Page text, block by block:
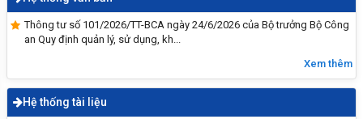
Thông tư số 101/2026/TT-BCA ngày 24/6/2026 của Bộ trưởng Bộ Công
an Quy định quản lý, sử dụng, kh...
Xem thêm
Hệ thống tài liệu